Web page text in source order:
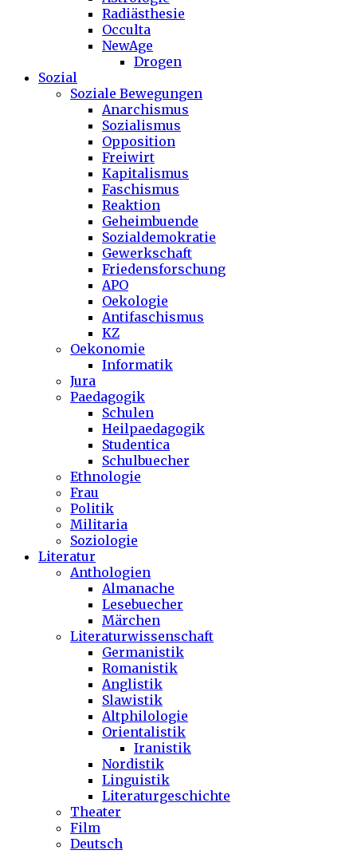
Radiästhesie
Occulta
NewAge
Drogen
Sozial
Soziale Bewegungen
Anarchismus
Sozialismus
Opposition
Freiwirt
Kapitalismus
Faschismus
Reaktion
Geheimbuende
Sozialdemokratie
Gewerkschaft
Friedensforschung
APO
Oekologie
Antifaschismus
KZ
Oekonomie
Informatik
Jura
Paedagogik
Schulen
Heilpaedagogik
Studentica
Schulbuecher
Ethnologie
Frau
Politik
Militaria
Soziologie
Literatur
Anthologien
Almanache
Lesebuecher
Märchen
Literaturwissenschaft
Germanistik
Romanistik
Anglistik
Slawistik
Altphilologie
Orientalistik
Iranistik
Nordistik
Linguistik
Literaturgeschichte
Theater
Film
Deutsch